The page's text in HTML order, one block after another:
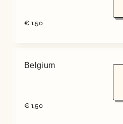
€ 1,50
Belgium
€ 1,50